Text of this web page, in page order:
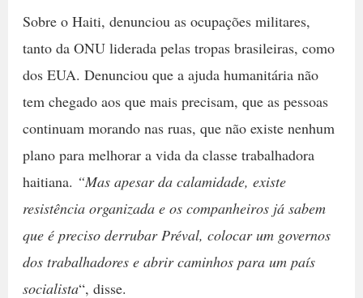
Sobre o Haiti, denunciou as ocupações militares,
tanto da ONU liderada pelas tropas brasileiras, como
dos EUA. Denunciou que a ajuda humanitária não
tem chegado aos que mais precisam, que as pessoas
continuam morando nas ruas, que não existe nenhum
plano para melhorar a vida da classe trabalhadora
haitiana. “Mas apesar da calamidade, existe
resistência organizada e os companheiros já sabem
que é preciso derrubar Préval, colocar um governos
dos trabalhadores e abrir caminhos para um país
socialista“, disse.